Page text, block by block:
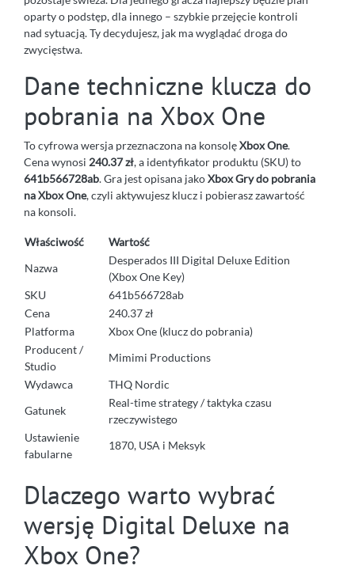
oparty o podstęp, dla innego – szybkie przejęcie kontroli
nad sytuacją. Ty decydujesz, jak ma wyglądać droga do
zwycięstwa.
Dane techniczne klucza do
pobrania na Xbox One
To cyfrowa wersja przeznaczona na konsolęXbox One.
Cena wynosi 240.37 zł, a identyfikator produktu (SKU) to
641b566728ab. Gra jest opisana jakoXbox Gry do pobrania
na Xbox One, czyli aktywujesz klucz i pobierasz zawartość
na konsoli.
Właściwość
Wartość
Nazwa
Desperados III Digital Deluxe Edition
(Xbox One Key)
SKU
641b566728ab
Cena
240.37 zł
Platforma
Xbox One (klucz do pobrania)
Producent /
Studio
Mimimi Productions
Wydawca
THQ Nordic
Gatunek
Real-time strategy / taktyka czasu
rzeczywistego
Ustawienie
fabularne
1870, USA i Meksyk
Dlaczego warto wybrać
wersję Digital Deluxe na
Xbox One?